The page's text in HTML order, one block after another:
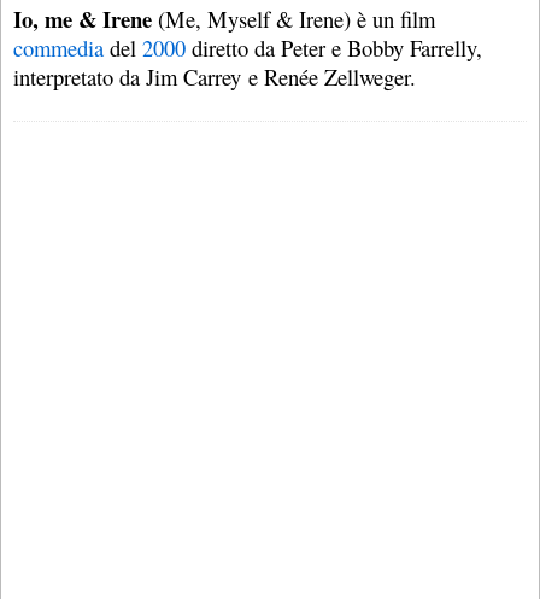
Io, me & Irene (Me, Myself & Irene) è un film
commedia del 2000 diretto da Peter e Bobby Farrelly,
interpretato da Jim Carrey e Renée Zellweger.